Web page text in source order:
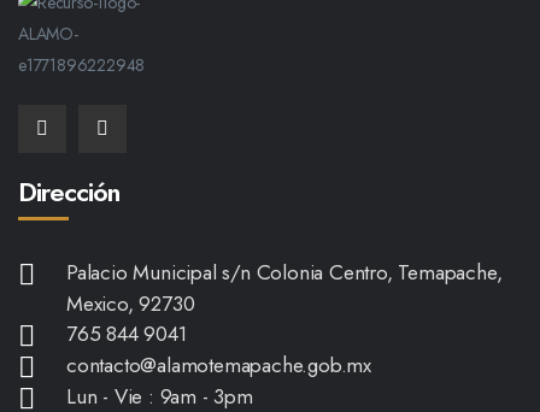
Dirección
Palacio Municipal s/n Colonia Centro, Temapache,
Mexico, 92730
765 844 9041
contacto@alamotemapache.gob.mx
Lun - Vie : 9am - 3pm